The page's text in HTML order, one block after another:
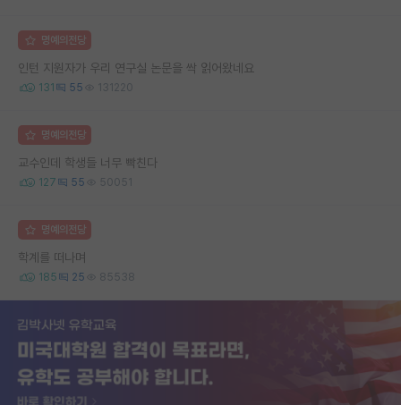
명예의전당
인턴 지원자가 우리 연구실 논문을 싹 읽어왔네요
131 55 131220
명예의전당
교수인데 학생들 너무 빡친다
127 55 50051
명예의전당
학계를 떠나며
185 25 85538